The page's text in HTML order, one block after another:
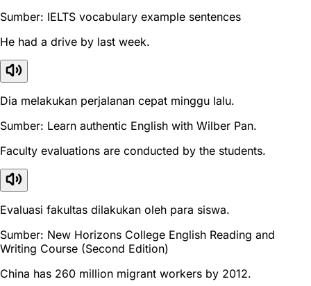
Sumber: IELTS vocabulary example sentences
He had a drive by last week.
Dia melakukan perjalanan cepat minggu lalu.
Sumber: Learn authentic English with Wilber Pan.
Faculty evaluations are conducted by the students.
Evaluasi fakultas dilakukan oleh para siswa.
Sumber: New Horizons College English Reading and
Writing Course (Second Edition)
China has 260 million migrant workers by 2012.